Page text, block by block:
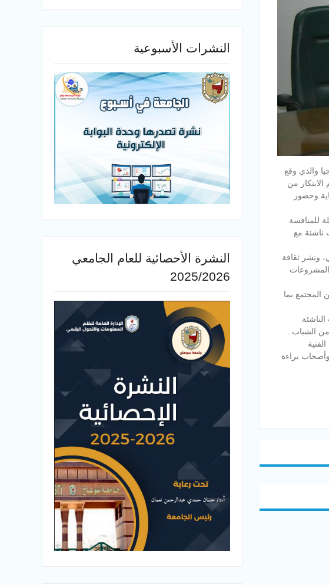
والذي وقع
من
وحضور
واحتضان عدد ١٠ شركات ناشئة مؤهلة للمنافسة
من رائدات اعمال وشركات ناشئة مع
ونشر ثقافة
المشروعات
المجتمع بما
الشباب .
المدارس الفنية
الناشئة وأصحاب براءة
النشرات الأسبوعية
النشرة الأحصائية للعام الجامعي
2025/2026